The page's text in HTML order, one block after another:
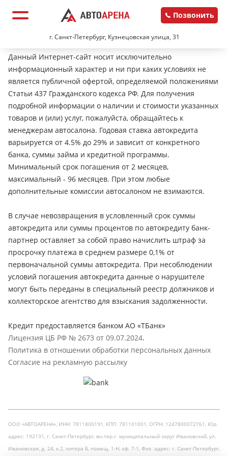
г. Санкт-Петербург, Кузнецовская улица, 31
Позвонить
Данный Интернет-сайт носит исключительно
информационный характер и ни при каких условиях не
является публичной офертой, определяемой положениями
Статьи 437 Гражданского кодекса РФ. Для получения
подробной информации о наличии и стоимости указанных
товаров и (или) услуг, пожалуйста, обращайтесь к
менеджерам автосалона. Годовая ставка автокредита
варьируется от 4.5% до 29% и зависит от конкретного
банка, суммы займа и кредитной программы.
Минимальный срок погашения от 2 месяцев,
максимальный - 96 месяцев. При этом любые
дополнительные комиссии автосалоном не взимаются.
В случае невозвращения в условленный срок суммы
автокредита или суммы процентов по автокредиту банк-
партнер оставляет за собой право начислить штраф за
просрочку платежа в среднем размере 0,1% от
первоначальной суммы автокредита. При несоблюдении
условий погашения автокредита данные о нарушителе
могут быть переданы в специальный реестр должников и
коллекторское агентство для взыскания задолженности.
Кредит предоставляется банком АО «ТБанк»
Лицензия ЦБ РФ № 2673 от 09.07.2024.
Политика в отношении обработки персональных данных
Согласие на рекламную рассылку
ООО «АВТОАРЕНА», ИНН: 7811800191, КПП: 781101001, ОГРН: 1247800072761, Юр.
адрес: 192131, г. Санкт-Петербург, вн.тер.г. муниципальный округ Ивановский, ул.
Ивановская, д. 24, к.2, литера Б, помещ. 1-Н, оф. 7-1, Физ. адрес: г. Санкт-Петербург,